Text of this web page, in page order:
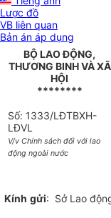
Lược đồ
VB liên quan
Bản án áp dụng
BỘ LAO ĐỘNG,
THƯƠNG BINH VÀ XÃ
HỘI
********
Số: 1333/LĐTBXH-
LĐVL
V/v Chính sách đối với lao
động ngoài nước
Kính gửi: Sở Lao